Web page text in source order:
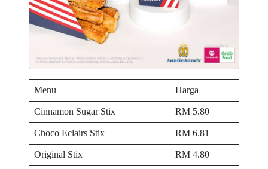
Menu
Harga
Cinnamon Sugar Stix
RM 5.80
Choco Eclairs Stix
RM 6.81
Original Stix
RM 4.80